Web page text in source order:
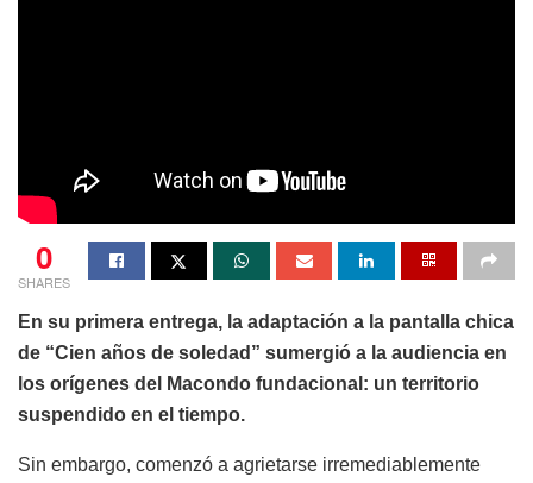
0
SHARES
En su primera entrega, la adaptación a la pantalla chica
de “Cien años de soledad” sumergió a la audiencia en
los orígenes del Macondo fundacional: un territorio
suspendido en el tiempo.
Sin embargo, comenzó a agrietarse irremediablemente